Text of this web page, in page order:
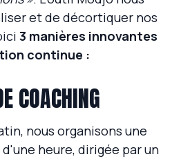
et de décortiquer nos
3 manières innovantes
continue :
COACHING
nous organisons une
heure, dirigée par un